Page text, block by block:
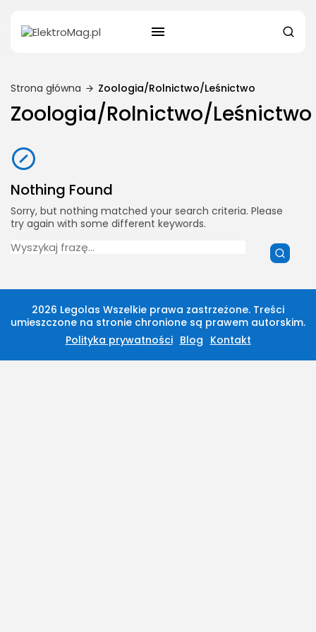
Strona główna Zoologia/Rolnictwo/Leśnictwo
Zoologia/Rolnictwo/Leśnictwo
Nothing Found
Sorry, but nothing matched your search criteria. Please
try again with some different keywords.
Search
for:
2026 Legolas Wszelkie prawa zastrzeżone. Treści
umieszczone na stronie chronione są prawem autorskim.
Polityka prywatności Blog Kontakt